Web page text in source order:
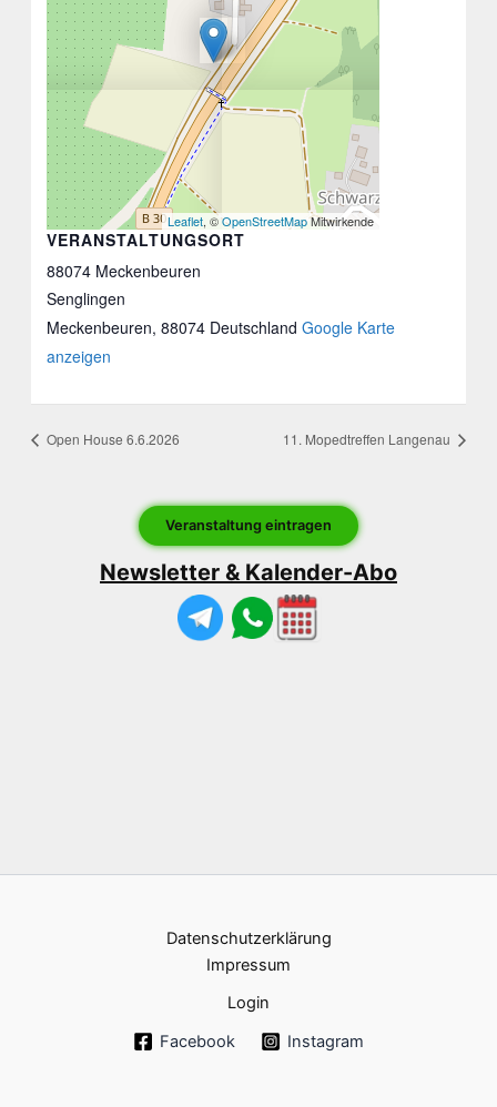
VERANSTALTUNGSORT
88074 Meckenbeuren
Senglingen
Meckenbeuren, 88074 Deutschland Google Karte
anzeigen
Leaflet, ©OpenStreetMapMitwirkende
Open House 6.6.2026 11. Mopedtreffen Langenau
Veranstaltung eintragen
Newsletter & Kalender-Abo
Datenschutzerklärung
Impressum
Login
Facebook
Instagram